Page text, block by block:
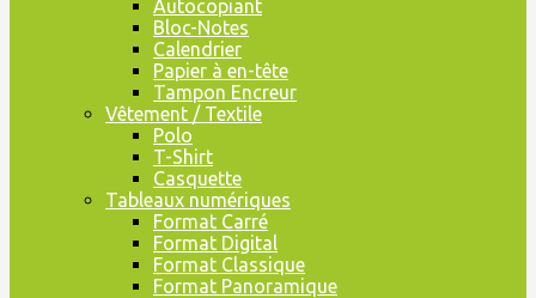
Autocopiant
Bloc-Notes
Calendrier
Papier à en-tête
Tampon Encreur
Vêtement / Textile
Polo
T-Shirt
Casquette
Tableaux numériques
Format Carré
Format Digital
Format Classique
Format Panoramique